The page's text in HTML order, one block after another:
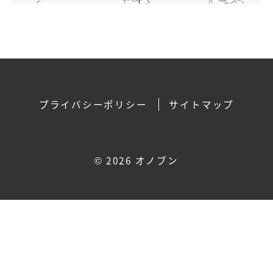
プライバシーポリシー サイトマップ
© 2026 オノブン